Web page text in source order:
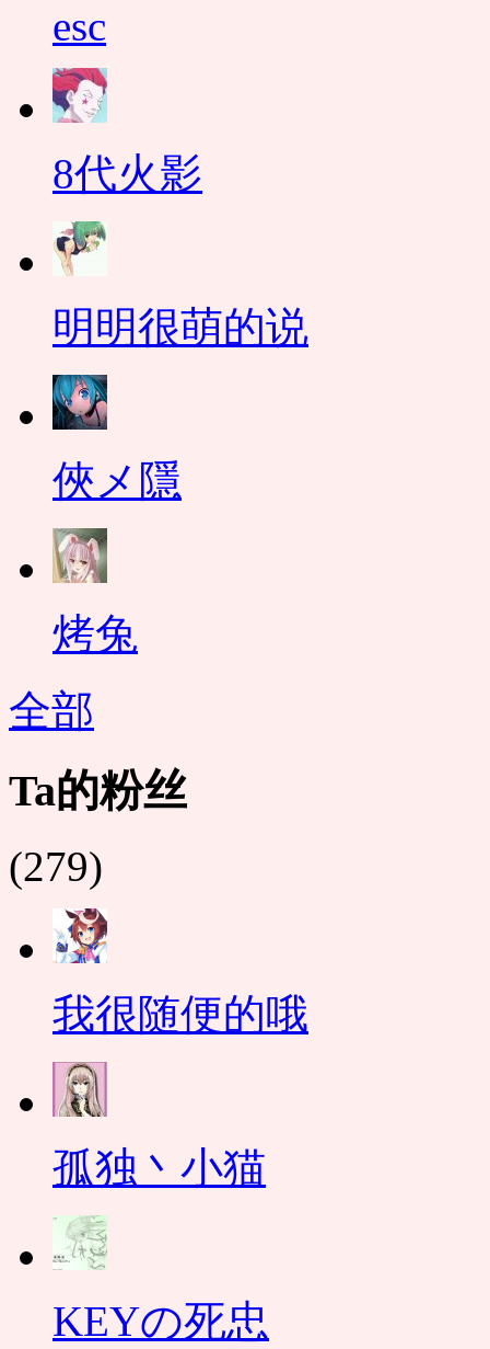
esc
8代火影
明明很萌的说
俠メ隱
烤兔
全部
Ta的粉丝
(279)
我很随便的哦
孤独丶小猫
KEYの死忠